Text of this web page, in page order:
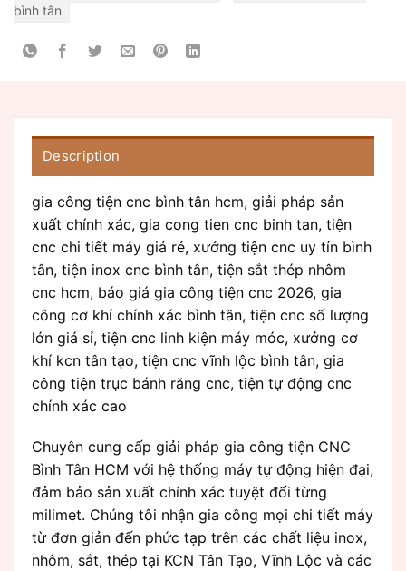
bình tân
Description
gia công tiện cnc bình tân hcm, giải pháp sản
xuất chính xác, gia cong tien cnc binh tan, tiện
cnc chi tiết máy giá rẻ, xưởng tiện cnc uy tín bình
tân, tiện inox cnc bình tân, tiện sắt thép nhôm
cnc hcm, báo giá gia công tiện cnc 2026, gia
công cơ khí chính xác bình tân, tiện cnc số lượng
lớn giá sỉ, tiện cnc linh kiện máy móc, xưởng cơ
khí kcn tân tạo, tiện cnc vĩnh lộc bình tân, gia
công tiện trục bánh răng cnc, tiện tự động cnc
chính xác cao
Chuyên cung cấp giải pháp gia công tiện CNC
Bình Tân HCM với hệ thống máy tự động hiện đại,
đảm bảo sản xuất chính xác tuyệt đối từng
milimet. Chúng tôi nhận gia công mọi chi tiết máy
từ đơn giản đến phức tạp trên các chất liệu inox,
nhôm, sắt, thép tại KCN Tân Tạo, Vĩnh Lộc và các